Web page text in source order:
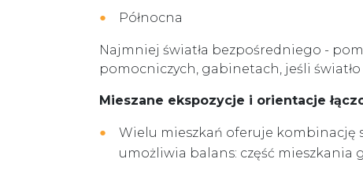
Północna
Najmniej światła bezpośredniego -
pomocniczych, gabinetach, jeśli
Mieszane ekspozycje i orientacje
Wielu mieszkań oferuje kombinację
umożliwia balans: część mieszkania